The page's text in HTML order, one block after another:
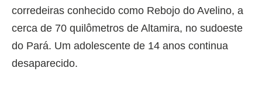
corredeiras conhecido como Rebojo do Avelino, a
cerca de 70 quilômetros de Altamira, no sudoeste
do Pará. Um adolescente de 14 anos continua
desaparecido.